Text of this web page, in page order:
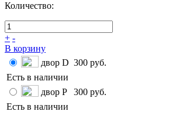
Количество:
+ -
В корзину
двор D 300 руб.
Есть в наличии
двор P
300 руб.
Есть в наличии